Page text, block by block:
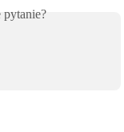
pytanie?